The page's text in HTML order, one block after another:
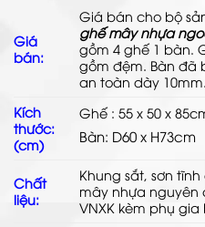
Giá
bán:
Giá bán cho bộ
ghế mây nhựa
gồm 4 ghế 1 bàn.
gồm đệm. Bàn đã
an toàn dày 10mm.
Kích
thước:
(cm)
Ghế : 55 x 50 x
Bàn: D60 x H73cm
Chất
liệu:
Khung sắt, sơn
mây nhựa nguyên
VNXK kèm phụ gia